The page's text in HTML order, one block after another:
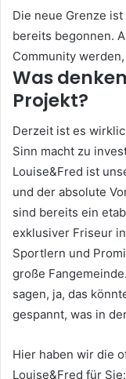
Die neue Grenze
bereits begonnen.
Community
Was
Projekt?
Derzeit ist es
Sinn macht zu
Louise&Fred ist
und der absolute
sind bereits ein
exklusiver Friseur
Sportlern und
große Fangemeinde.
sagen, ja, das
gespannt, was in
Hier haben wir die
Louise&Fred für Sie: